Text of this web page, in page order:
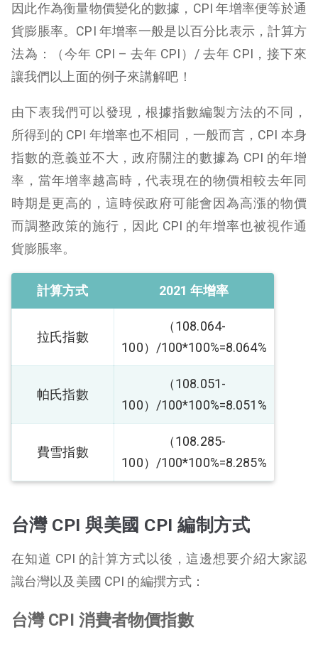
因此作為衡量物價變化的數據，CPI 年增率便等於通
貨膨脹率。CPI 年增率一般是以百分比表示，計算方
法為：（今年 CPI – 去年 CPI）/ 去年 CPI，接下來
讓我們以上面的例子來講解吧！
由下表我們可以發現，根據指數編製方法的不同，
所得到的 CPI 年增率也不相同，一般而言，CPI 本身
指數的意義並不大，政府關注的數據為 CPI 的年增
率，當年增率越高時，代表現在的物價相較去年同
時期是更高的，這時侯政府可能會因為高漲的物價
而調整政策的施行，因此 CPI 的年增率也被視作通
貨膨脹率。
計算方式 2021 年增率
拉氏指數
（108.064-
100）/100*100%=8.064%
帕氏指數
（108.051-
100）/100*100%=8.051%
費雪指數
（108.285-
100）/100*100%=8.285%
台灣 CPI 與美國 CPI 編制方式
在知道 CPI 的計算方式以後，這邊想要介紹大家認
識台灣以及美國 CPI 的編撰方式：
台灣 CPI 消費者物價指數